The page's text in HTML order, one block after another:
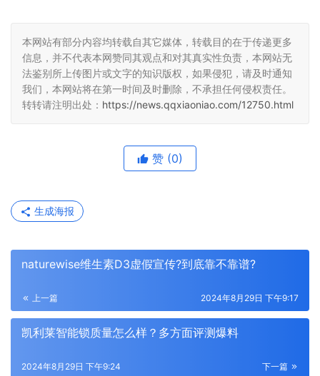
本网站有部分内容均转载自其它媒体，转载目的在于传递更多
信息，并不代表本网赞同其观点和对其真实性负责，本网站无
法鉴别所上传图片或文字的知识版权，如果侵犯，请及时通知
我们，本网站将在第一时间及时删除，不承担任何侵权责任。
转转请注明出处： https://news.qqxiaoniao.com/12750.html
赞 (0)
生成海报
naturewise维生素D3虚假宣传?到底靠不靠谱?
上一篇 2024年8月29日 下午9:17
凯利莱智能锁质量怎么样？多方面评测爆料
下一篇
2024年8月29日 下午9:24